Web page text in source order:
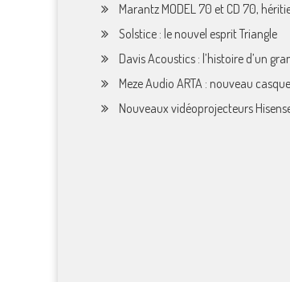
Marantz MODEL 70 et CD 70,
Solstice : le nouvel esprit Triangle
Davis Acoustics : l’histoire d’un
Meze Audio ARTA : nouveau
Nouveaux vidéoprojecteurs